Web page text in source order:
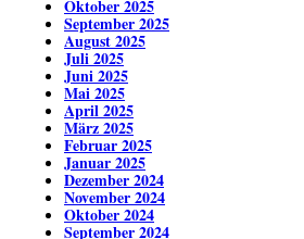
Oktober 2025
September 2025
August 2025
Juli 2025
Juni 2025
Mai 2025
April 2025
März 2025
Februar 2025
Januar 2025
Dezember 2024
November 2024
Oktober 2024
September 2024